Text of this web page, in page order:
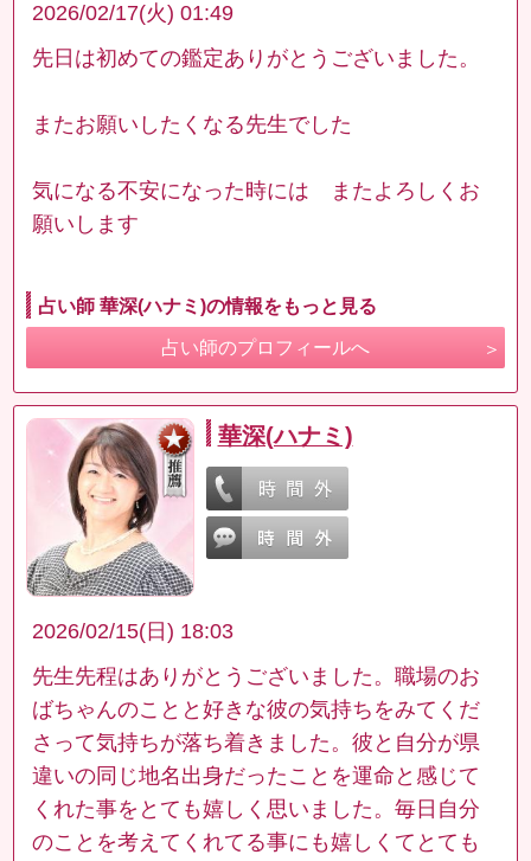
2026/02/17(火) 01:49
先日は初めての鑑定ありがとうございました。
またお願いしたくなる先生でした
気になる不安になった時には またよろしくお
願いします
占い師 華深(ハナミ)の情報をもっと見る
占い師のプロフィールへ
華深(ハナミ)
2026/02/15(日) 18:03
先生先程はありがとうございました。職場のお
ばちゃんのことと好きな彼の気持ちをみてくだ
さって気持ちが落ち着きました。彼と自分が県
違いの同じ地名出身だったことを運命と感じて
くれた事をとても嬉しく思いました。毎日自分
のことを考えてくれてる事にも嬉しくてとても